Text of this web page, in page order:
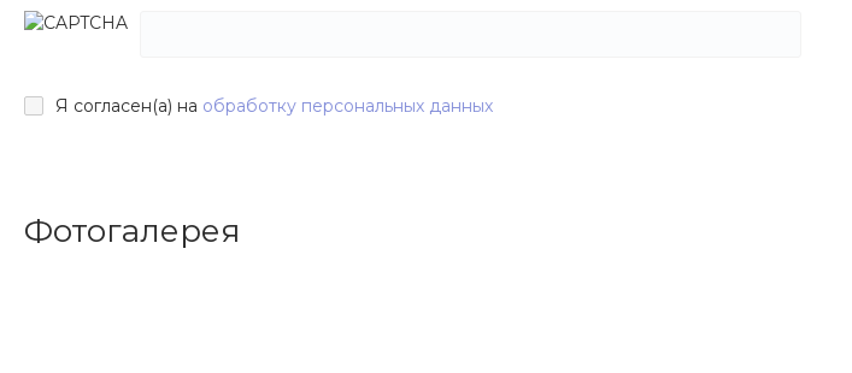
Я согласен(а) на обработку персональных данных
Фотогалерея